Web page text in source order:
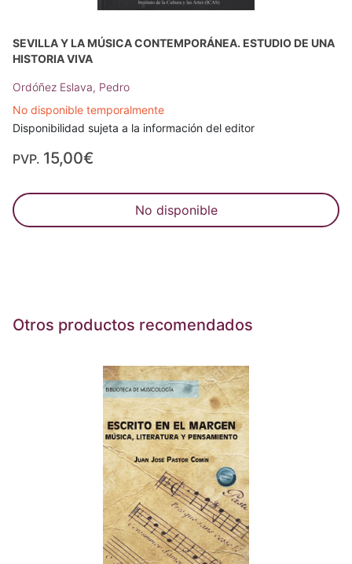
SEVILLA Y LA MÚSICA CONTEMPORÁNEA. ESTUDIO DE UNA
HISTORIA VIVA
Ordóñez Eslava, Pedro
No disponible temporalmente
Disponibilidad sujeta a la información del editor
PVP. 15,00€
No disponible
Otros productos recomendados